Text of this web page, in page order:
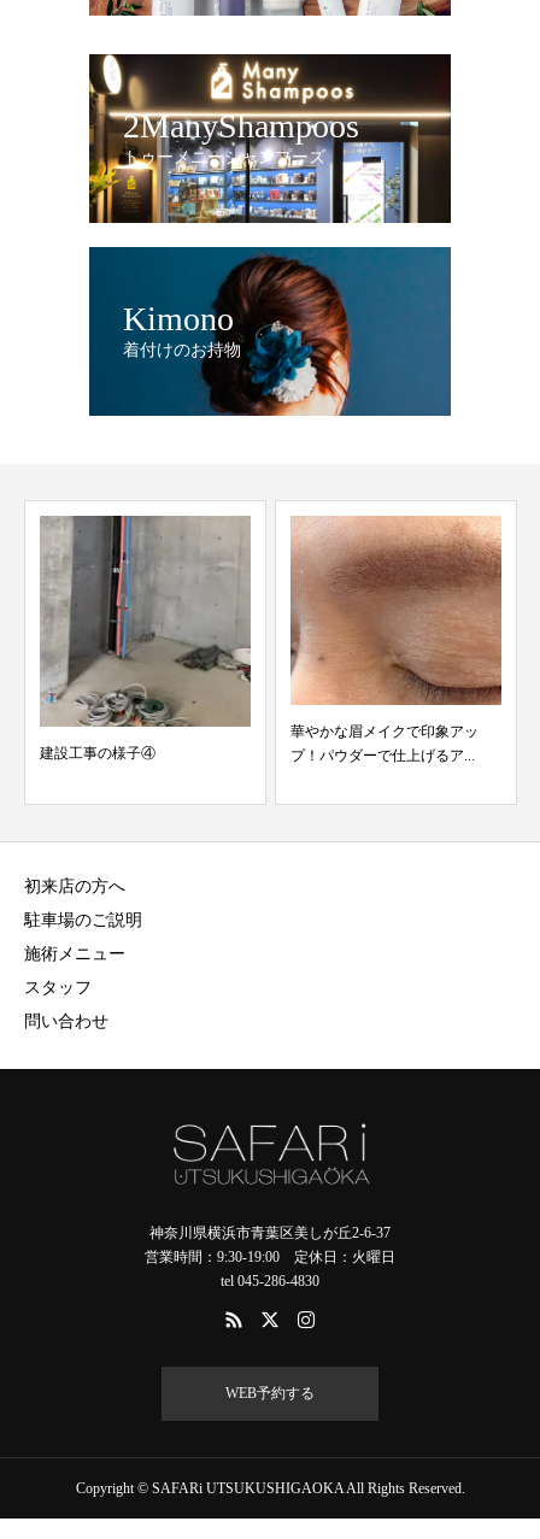
2ManyShampoos
トゥーメニーシャンプーズ
Kimono
着付けのお持物
建設工事の様子④
華やかな眉メイクで印象アッ
プ！パウダーで仕上げるア...
初来店の方へ
駐車場のご説明
施術メニュー
スタッフ
問い合わせ
神奈川県横浜市青葉区美しが丘2-6-37
営業時間：9:30-19:00 定休日：火曜日
tel 045-286-4830
WEB予約する
Copyright © SAFARi UTSUKUSHIGAOKA All Rights Reserved.